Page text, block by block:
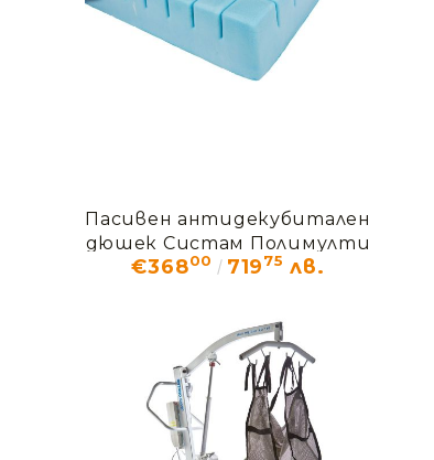
Пасивен антидекубитален
дюшек Систам Полимулти
€36800 71975 лв.